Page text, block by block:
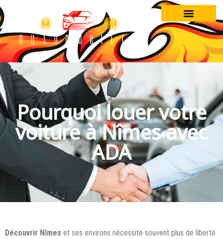
Pourquoi louer votre
voiture à Nîmes avec
ADA
Découvrir Nîmes et ses environs nécessite souvent plus de liberté